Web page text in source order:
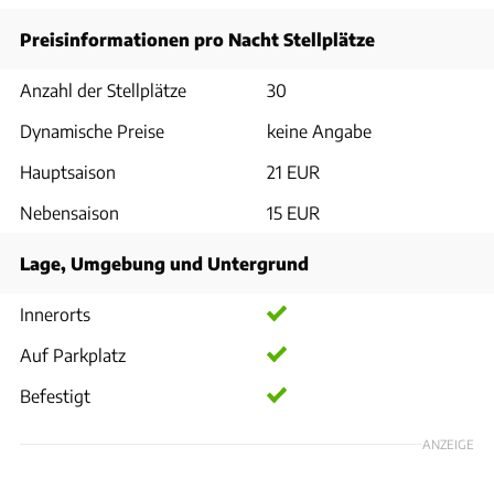
Preisinformationen pro Nacht Stellplätze
Anzahl der Stellplätze
30
Dynamische Preise
keine Angabe
Hauptsaison
21 EUR
Nebensaison
15 EUR
Lage, Umgebung und Untergrund
Innerorts
Auf Parkplatz
Befestigt
ANZEIGE